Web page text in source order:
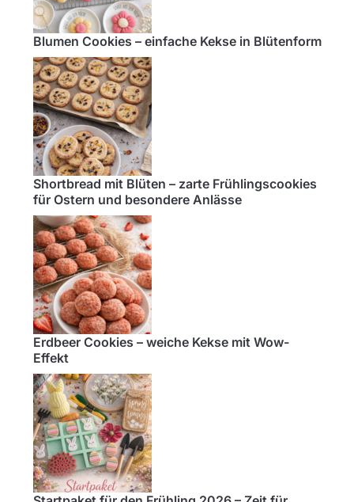
Blumen Cookies – einfache Kekse in Blütenform
Shortbread mit Blüten – zarte Frühlingscookies
für Ostern und besondere Anlässe
Erdbeer Cookies – weiche Kekse mit Wow-
Effekt